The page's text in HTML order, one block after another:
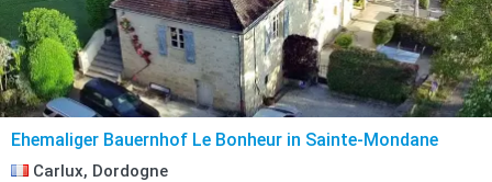
Ehemaliger Bauernhof Le Bonheur in Sainte-Mondane
Carlux, Dordogne